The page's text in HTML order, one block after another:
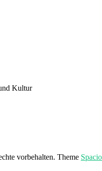
Kultur
vorbehalten. Theme